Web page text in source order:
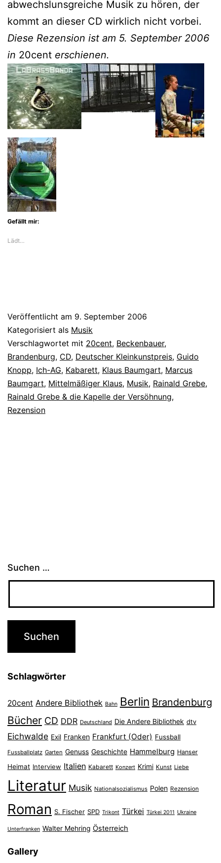
abwechslunsgreiche Musik zu hören, der
kommt an dieser CD wirklich nicht vorbei.
Diese Rezension ist am 5. September 2006
in 20cent erschienen.
Gefällt mir:
Lädt…
Veröffentlicht am 9. September 2006
Kategorisiert als Musik
Verschlagwortet mit 20cent, Beckenbauer,
Brandenburg, CD, Deutscher Kleinkunstpreis, Guido
Knopp, Ich-AG, Kabarett, Klaus Baumgart, Marcus
Baumgart, Mittelmäßiger Klaus, Musik, Rainald Grebe,
Rainald Grebe & die Kapelle der Versöhnung,
Rezension
Suchen …
Schlagwörter
20cent Andere Bibliothek Bahn Berlin Brandenburg
Bücher CD DDR Deutschland Die Andere Bibliothek dtv
Eichwalde Exil Franken Frankfurt (Oder) Fussball
Fussballplatz Garten Genuss Geschichte Hammelburg Hanser
Heimat Interview Italien Kabarett Konzert Krimi Kunst Liebe
Literatur Musik Nationalsozialismus Polen Rezension
Roman S. Fischer SPD Trikont Türkei Türkei 2011 Ukraine
Unterfranken Walter Mehring Österreich
Gallery